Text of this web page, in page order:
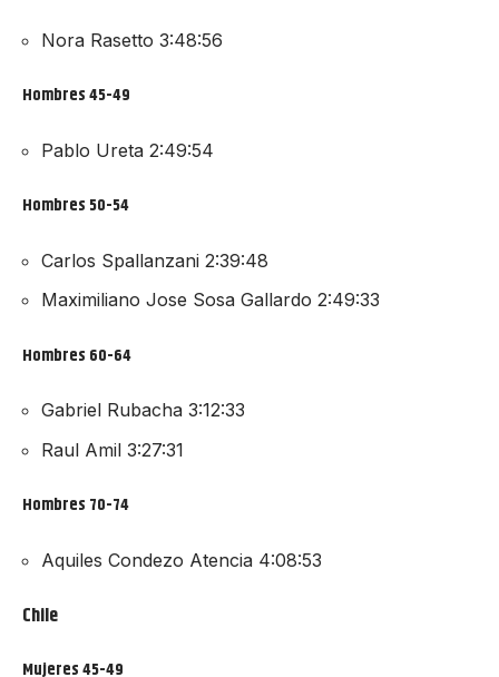
Nora Rasetto 3:48:56
Hombres 45-49
Pablo Ureta 2:49:54
Hombres 50-54
Carlos Spallanzani 2:39:48
Maximiliano Jose Sosa Gallardo 2:49:33
Hombres 60-64
Gabriel Rubacha 3:12:33
Raul Amil 3:27:31
Hombres 70-74
Aquiles Condezo Atencia 4:08:53
Chile
Mujeres 45-49